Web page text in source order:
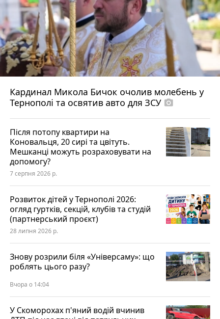
Кардинал Микола Бичок очолив молебень у
Тернополі та освятив авто для ЗСУ photo_camera
Після потопу квартири на
Коновальця, 20 сирі та цвітуть.
Мешканці можуть розраховувати на
допомогу?
7 серпня 2026 р.
Розвиток дітей у Тернополі 2026:
огляд гуртків, секцій, клубів та студій
(партнерський проєкт)
28 липня 2026 р.
Знову розрили біля «Універсаму»: що
роблять цього разу?
Вчора о 14:04
У Скоморохах п'яний водій вчинив